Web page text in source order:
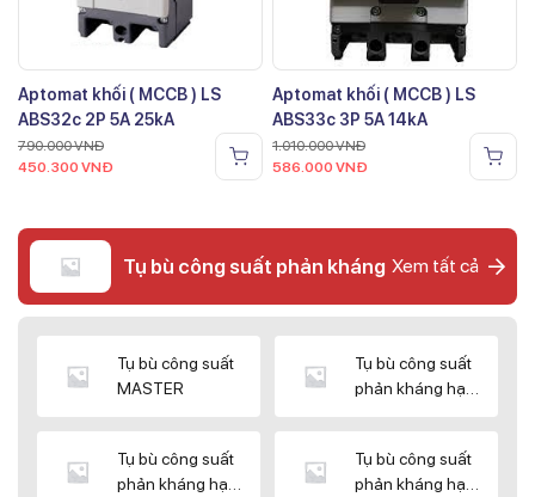
Aptomat khối ( MCCB ) LS
ABS32c 2P 5A 25kA
790.000VNĐ
450.300 VNĐ
Aptomat khối ( MCCB ) LS
ABS33c 3P 5A 14kA
1.010.000VNĐ
586.000 VNĐ
Tụ bù công suất phản kháng Xem tất cả
Tụ bù công suất
MASTER
Tụ bù công suất
phản kháng hạ
Tụ bù công suất
phản kháng hạ
Tụ bù công suất
phản kháng hạ